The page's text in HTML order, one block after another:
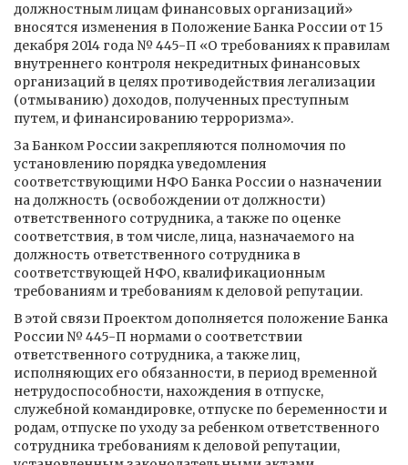
должностным лицам финансовых организаций»
вносятся изменения в Положение Банка России от 15
декабря 2014 года № 445-П «О требованиях к правилам
внутреннего контроля некредитных финансовых
организаций в целях противодействия легализации
(отмыванию) доходов, полученных преступным
путем, и финансированию терроризма».
За Банком России закрепляются полномочия по
установлению порядка уведомления
соответствующими НФО Банка России о назначении
на должность (освобождении от должности)
ответственного сотрудника, а также по оценке
соответствия, в том числе, лица, назначаемого на
должность ответственного сотрудника в
соответствующей НФО, квалификационным
требованиям и требованиям к деловой репутации.
В этой связи Проектом дополняется положение Банка
России № 445-П нормами о соответствии
ответственного сотрудника, а также лиц,
исполняющих его обязанности, в период временной
нетрудоспособности, нахождения в отпуске,
служебной командировке, отпуске по беременности и
родам, отпуске по уходу за ребенком ответственного
сотрудника требованиям к деловой репутации,